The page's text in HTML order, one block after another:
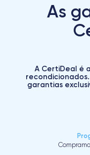
As
A CertiDeal é
garantias